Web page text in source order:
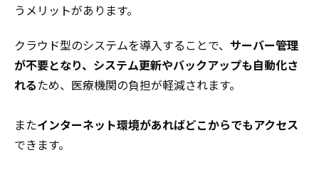
うメリットがあります。
クラウド型のシステムを導入することで、 サーバー管理
が不要となり、システム更新やバックアップも自動化さ
れるため、医療機関の負担が軽減されます。
またインターネット環境があればどこからでもアクセス
できます。